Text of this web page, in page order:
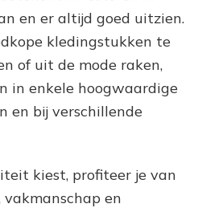
en er altijd goed uitzien.
kledingstukken te
of uit de mode raken,
in enkele hoogwaardige
en bij verschillende
kiest, profiteer je van
en